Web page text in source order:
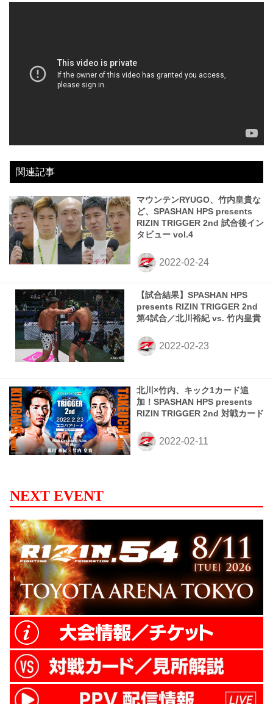
関連記事
マウンテンRYUGO、竹内皇貴な
ど、SPASHAN HPS presents
RIZIN TRIGGER 2nd 試合後イン
タビュー vol.4
【試合結果】SPASHAN HPS
presents RIZIN TRIGGER 2nd
第4試合／北川裕紀 vs. 竹内皇貴
北川×竹内、キック1カード追
加！SPASHAN HPS presents
RIZIN TRIGGER 2nd 対戦カード
NEXT EVENT